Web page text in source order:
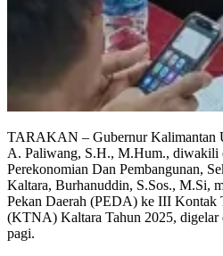
TARAKAN – Gubernur Kalimantan
A. Paliwang, S.H., M.Hum., diwakili
Perekonomian Dan Pembangunan,
Kaltara, Burhanuddin, S.Sos., M.Si,
Pekan Daerah (PEDA) ke III Kontak
(KTNA) Kaltara Tahun 2025, digelar
pagi.